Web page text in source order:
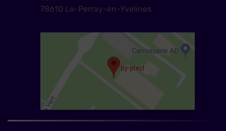
78610 Le-Perray-en-Yvelines